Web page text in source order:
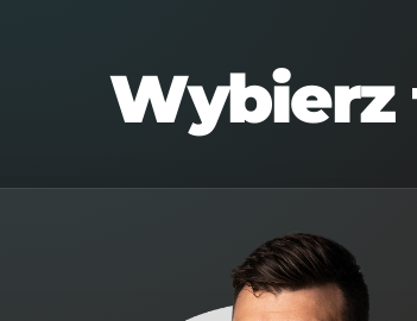
Wybierz